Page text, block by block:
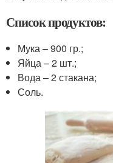
Список продуктов:
Мука – 900 гр.;
Яйца – 2 шт.;
Вода – 2 стакана;
Соль.